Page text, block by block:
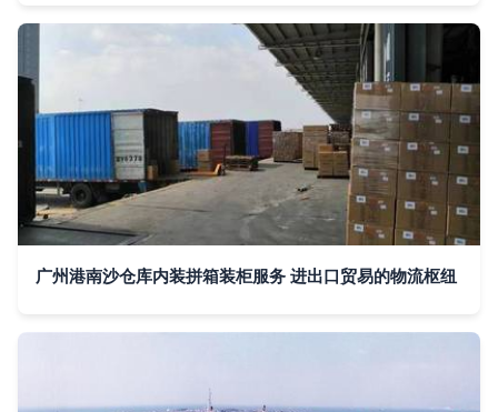
广州港南沙仓库内装拼箱装柜服务 进出口贸易的物流枢纽